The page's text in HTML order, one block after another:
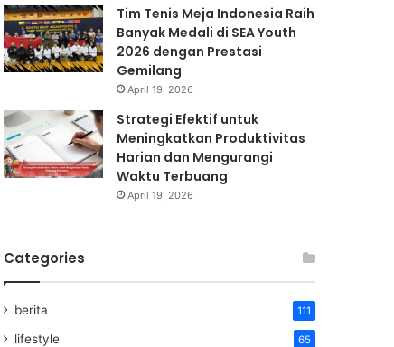
Tim Tenis Meja Indonesia Raih
Banyak Medali di SEA Youth
2026 dengan Prestasi
Gemilang
April 19, 2026
Strategi Efektif untuk
Meningkatkan Produktivitas
Harian dan Mengurangi
Waktu Terbuang
April 19, 2026
Categories
berita 111
lifestyle 65